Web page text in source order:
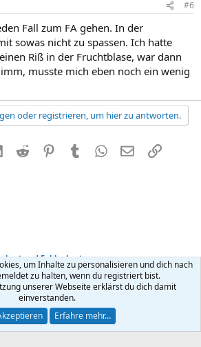
#6
Fall zum FA gehen. In der
sowas nicht zu spassen. Ich hatte
Riß in der Fruchtblase, war dann
musste mich eben noch ein wenig
oder registrieren, um hier zu antworten.
LinkedIn
Reddit PinterestTumblr WhatsApp
E-MailLink
und Fehlgeburt
Datenschutz Hilfe
R
® © 2010-2026 XenForo Ltd.
um Inhalte zu personalisieren und dich nach
zu halten, wenn du registriert bist.
unserer Webseite erklärst du dich damit
einverstanden.
Erfahre mehr…